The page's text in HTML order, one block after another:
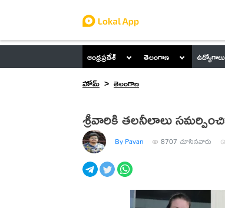
ఆంధ్రప్రదేశ్ తెలంగాణ ఉద్యోగాలు
హోమ్
తెలంగాణ
శ్రీవారికి తలనీలాలు
By Pavan 8707 చూసినవారు